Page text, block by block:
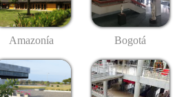
Amazonía Bogotá